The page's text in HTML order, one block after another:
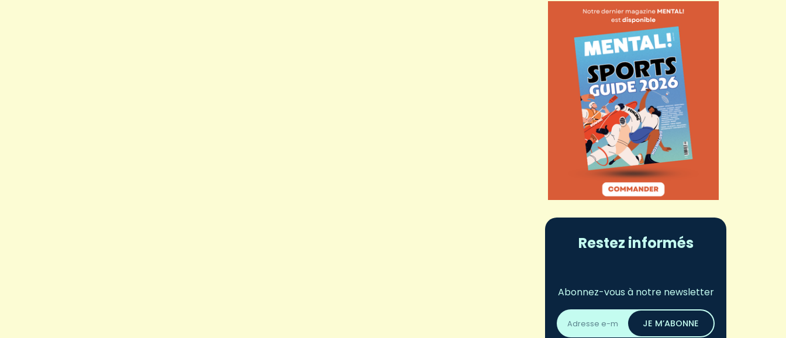
Restez informés
Abonnez-vous à notre newsletter
Adresse
email
*
JE M’ABONNE